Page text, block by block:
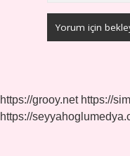
https://grooy.net https://
https://